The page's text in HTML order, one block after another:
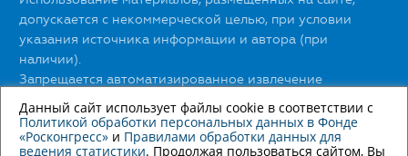
допускается с некоммерческой целью, при условии
указания источника информации и автора (при
наличии).
Запрещается автоматизированное извлечение
размещенной информации любыми сервисами без
официального разрешения Фонда Росконгресс.
С правилами использования материалов сайта можно
Данный сайт использует файлы cookie в соответствии с
Политикой обработки персональных данных в Фонде
«Росконгресс» и Правилами обработки данных для
ведения статистики. Продолжая пользоваться сайтом, Вы